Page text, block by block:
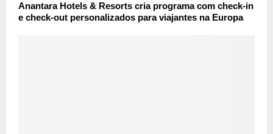
Anantara Hotels & Resorts cria programa com check-in
e check-out personalizados para viajantes na Europa